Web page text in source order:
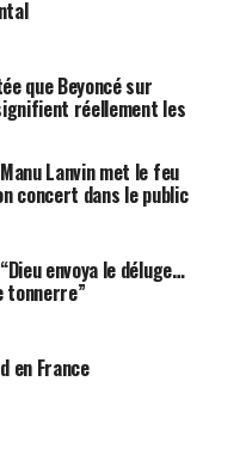
que Beyoncé sur
réellement les
Lanvin met le feu
concert dans le public
envoya le déluge…
tonnerre”
en France